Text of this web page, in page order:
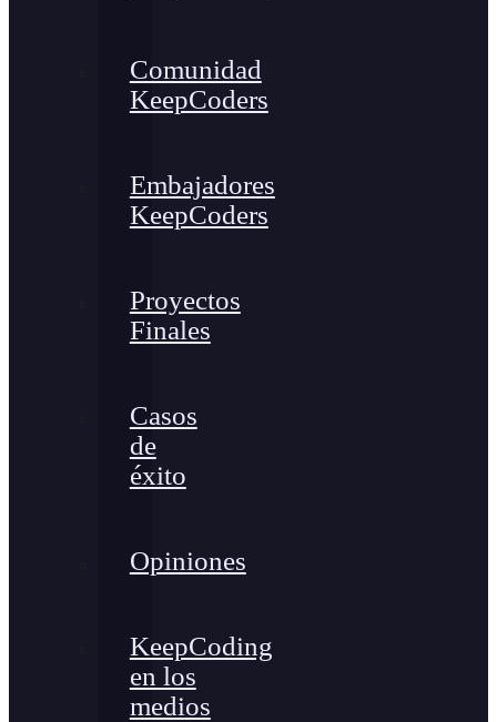
Comunidad
KeepCoders
Embajadores
KeepCoders
Proyectos
Finales
Casos
de
éxito
Opiniones
KeepCoding
en los
medios